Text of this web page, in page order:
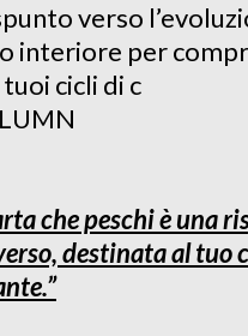
verso
interiore per
cicli di c
che peschi è una
destinata al tuo